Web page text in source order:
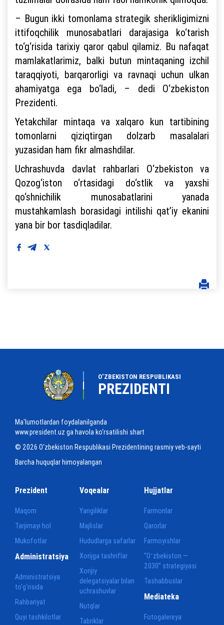
– Bugun ikki tomonlama strategik sherikligimizni
ittifoqchilik munosabatlari darajasiga ko‘tarish
to‘g‘risida tarixiy qaror qabul qilamiz. Bu nafaqat
mamlakatlarimiz, balki butun mintaqaning izchil
taraqqiyoti, barqarorligi va ravnaqi uchun ulkan
ahamiyatga ega bo‘ladi, – dedi O‘zbekiston
Prezidenti.
Yetakchilar mintaqa va xalqaro kun tartibining
tomonlarni qiziqtirgan dolzarb masalalari
yuzasidan ham fikr almashdilar.
Uchrashuvda davlat rahbarlari O‘zbekiston va
Qozog‘iston o‘rtasidagi do‘stlik va yaxshi
qo‘shnichilik munosabatlarini yanada
mustahkamlash borasidagi intilishi qat’iy ekanini
yana bir bor tasdiqladilar.
O‘ZBEKISTON RESPUBLIKASI
PREZIDENTI
Ma'lumotlardan foydalanilganda
www.president.uz ga havola ko‘rsatilishi shart
© 2026 O‘zbekiston Respublikasi Prezidentining rasmiy veb-sayti
Barcha huquqlar himoyalangan
Prezident
Maqom
Tarjimayi hol
Mukofotlar
Voqealar
Yangiliklar
Majlislar
Hududlarga safarlar
Xorijga tashriflar
Xorijiy
delegatsiyalar bilan
uchrashuvlar
Nutqlar
Tabriklar
Hujjatlar
Farmonlar
Qarorlar
Farmoyishlar
“Oʻzbekiston —
2030” strategiyasi
Tashabbuslar
Administratsiya
Administratsiya
to‘g‘risida
Rahbariyat
Quyi tashkilotlar
Mediateka
Fotogalereya